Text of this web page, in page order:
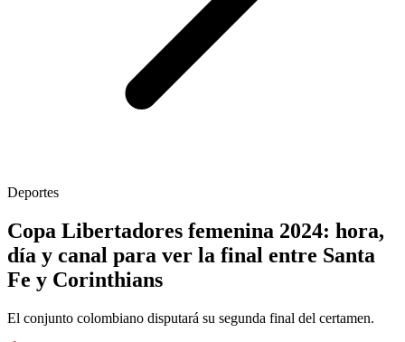
Deportes
Copa Libertadores femenina 2024: hora,
día y canal para ver la final entre Santa
Fe y Corinthians
El conjunto colombiano disputará su segunda final del certamen.